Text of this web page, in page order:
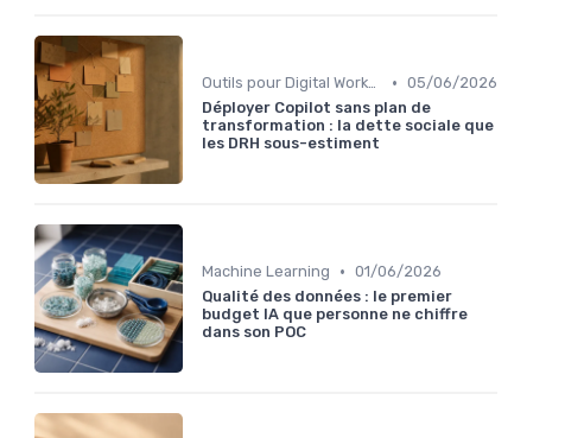
Outils pour Digital Worker • 05/06/2026
Déployer Copilot sans plan de
transformation : la dette sociale que
les DRH sous-estiment
Machine Learning • 01/06/2026
Qualité des données : le premier
budget IA que personne ne chiffre
dans son POC